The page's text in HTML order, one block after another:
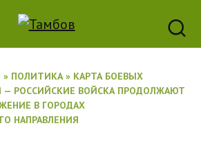
» ПОЛИТИКА» КАРТА БОЕВЫХ
— РОССИЙСКИЕ ВОЙСКА ПРОДОЛЖАЮТ
В ГОРОДАХ
НАПРАВЛЕНИЯ